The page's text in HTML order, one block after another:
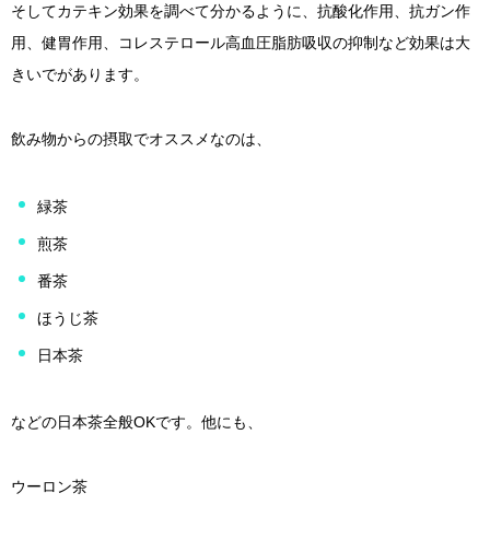
そしてカテキン効果を調べて分かるように、抗酸化作用、抗ガン作
用、健胃作用、コレステロール高血圧脂肪吸収の抑制など効果は大
きいでがあります。
飲み物からの摂取でオススメなのは、
緑茶
煎茶
番茶
ほうじ茶
日本茶
などの日本茶全般OKです。他にも、
ウーロン茶